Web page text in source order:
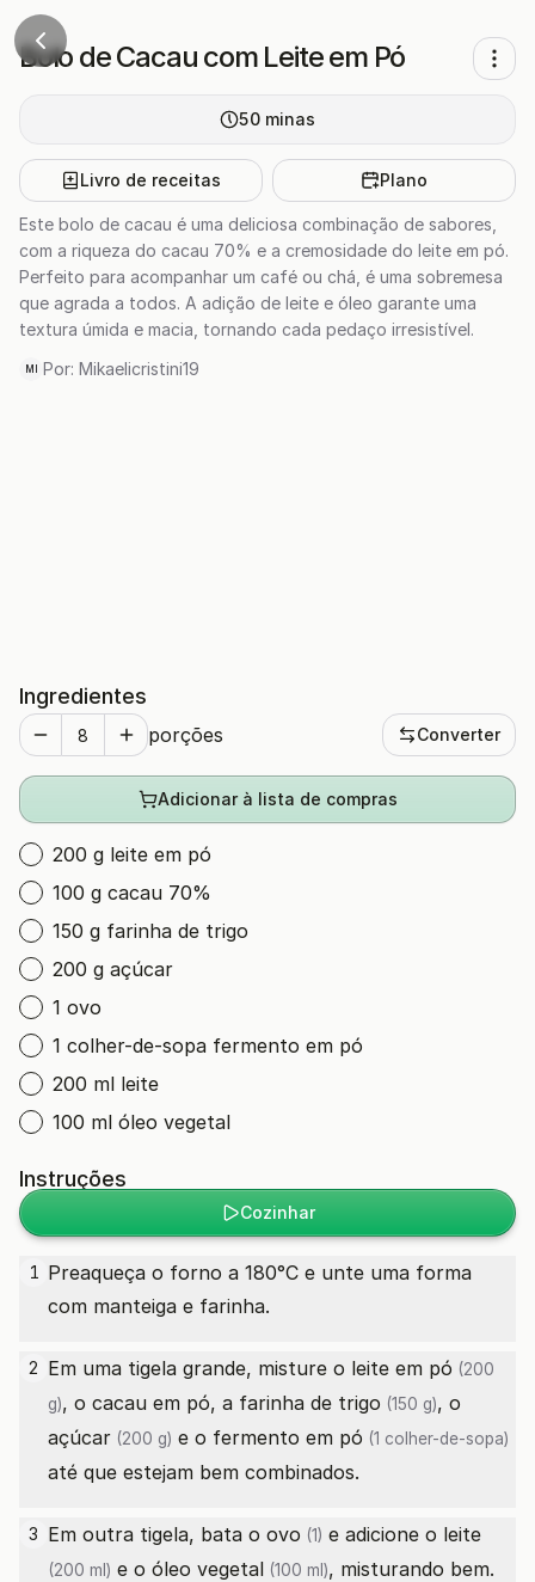
Bolo de Cacau com Leite em Pó
50 minas
Livro de receitas Plano
Este bolo de cacau é uma deliciosa combinação de sabores,
com a riqueza do cacau 70% e a cremosidade do leite em pó.
Perfeito para acompanhar um café ou chá, é uma sobremesa
que agrada a todos. A adição de leite e óleo garante uma
textura úmida e macia, tornando cada pedaço irresistível.
MI Por: Mikaelicristini19
Ingredientes
porções Converter
Adicionar à lista de compras
200 g leite em pó
100 g cacau 70%
150 g farinha de trigo
200 g açúcar
1 ovo
1 colher-de-sopa fermento em pó
200 ml leite
100 ml óleo vegetal
Instruções
Cozinhar
1 Preaqueça o forno a 180°C e unte uma forma
com manteiga e farinha.
2 Em uma tigela grande, misture o leite em pó (200
g), o cacau em pó, a farinha de trigo (150 g), o
açúcar (200 g) e o fermento em pó (1 colher-de-sopa)
até que estejam bem combinados.
3 Em outra tigela, bata o ovo (1) e adicione o leite
(200 ml) e o óleo vegetal (100 ml), misturando bem.